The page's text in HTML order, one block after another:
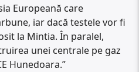
Europeană care
iar dacă testele vor fi
la Mintia. În paralel,
unei centrale pe gaz
Hunedoara.”